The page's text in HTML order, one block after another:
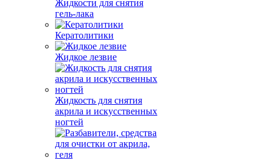
Жидкости для снятия
гель-лака
Кератолитики
Жидкое лезвие
Жидкость для снятия
акрила и искусственных
ногтей